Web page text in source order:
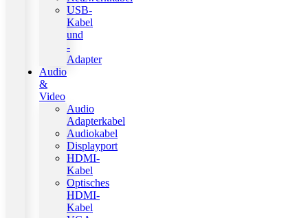
USB-
Kabel
und
-
Adapter
Audio
&
Video
Audio
Adapterkabel
Audiokabel
Displayport
HDMI-
Kabel
Optisches
HDMI-
Kabel